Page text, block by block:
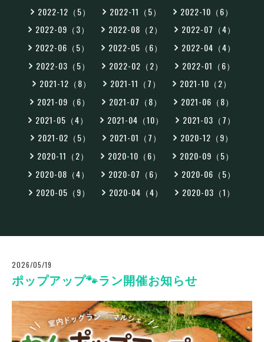
2022-12（5）
2022-11（5）
2022-10（6）
2022-09（3）
2022-08（2）
2022-07（4）
2022-06（5）
2022-05（6）
2022-04（4）
2022-03（5）
2022-02（2）
2022-01（6）
2021-12（8）
2021-11（7）
2021-10（2）
2021-09（6）
2021-07（8）
2021-06（8）
2021-05（4）
2021-04（10）
2021-03（7）
2021-02（5）
2021-01（7）
2020-12（9）
2020-11（2）
2020-10（6）
2020-09（5）
2020-08（4）
2020-07（6）
2020-06（5）
2020-05（9）
2020-04（4） 2020-03（1）
2026/05/19
ポップアップ🐾ラン開催お知らせ